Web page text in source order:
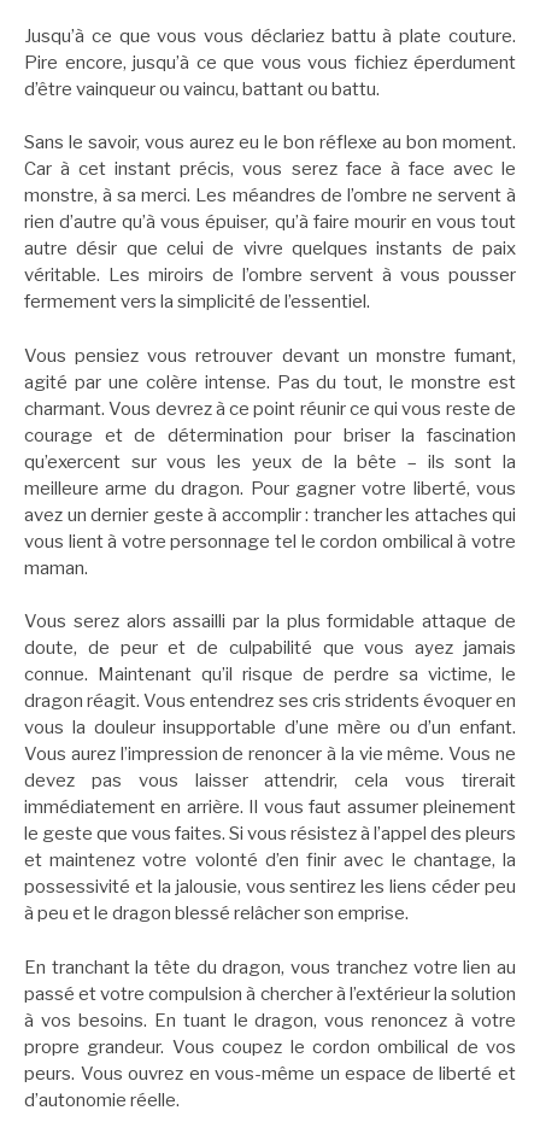
Jusqu’à ce que vous vous déclariez battu à plate couture.
Pire encore, jusqu’à ce que vous vous fichiez éperdument
d’être vainqueur ou vaincu, battant ou battu.
Sans le savoir, vous aurez eu le bon réflexe au bon moment.
Car à cet instant précis, vous serez face à face avec le
monstre, à sa merci. Les méandres de l’ombre ne servent à
rien d’autre qu’à vous épuiser, qu’à faire mourir en vous tout
autre désir que celui de vivre quelques instants de paix
véritable. Les miroirs de l’ombre servent à vous pousser
fermement vers la simplicité de l’essentiel.
Vous pensiez vous retrouver devant un monstre fumant,
agité par une colère intense. Pas du tout, le monstre est
charmant. Vous devrez à ce point réunir ce qui vous reste de
courage et de détermination pour briser la fascination
qu’exercent sur vous les yeux de la bête – ils sont la
meilleure arme du dragon. Pour gagner votre liberté, vous
avez un dernier geste à accomplir : trancher les attaches qui
vous lient à votre personnage tel le cordon ombilical à votre
maman.
Vous serez alors assailli par la plus formidable attaque de
doute, de peur et de culpabilité que vous ayez jamais
connue. Maintenant qu’il risque de perdre sa victime, le
dragon réagit. Vous entendrez ses cris stridents évoquer en
vous la douleur insupportable d’une mère ou d’un enfant.
Vous aurez l’impression de renoncer à la vie même. Vous ne
devez pas vous laisser attendrir, cela vous tirerait
immédiatement en arrière. Il vous faut assumer pleinement
le geste que vous faites. Si vous résistez à l’appel des pleurs
et maintenez votre volonté d’en finir avec le chantage, la
possessivité et la jalousie, vous sentirez les liens céder peu
à peu et le dragon blessé relâcher son emprise.
En tranchant la tête du dragon, vous tranchez votre lien au
passé et votre compulsion à chercher à l’extérieur la solution
à vos besoins. En tuant le dragon, vous renoncez à votre
propre grandeur. Vous coupez le cordon ombilical de vos
peurs. Vous ouvrez en vous-même un espace de liberté et
d’autonomie réelle.